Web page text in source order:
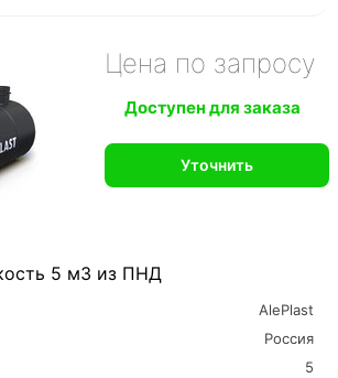
5 м3 из ПНД
AlePlast
Россия
5
Цена по запросу
Доступен для заказа
Уточнить